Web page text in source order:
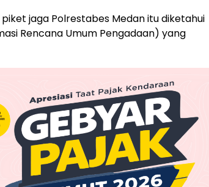
jaga Polrestabes Medan itu diketahui
Rencana Umum Pengadaan) yang